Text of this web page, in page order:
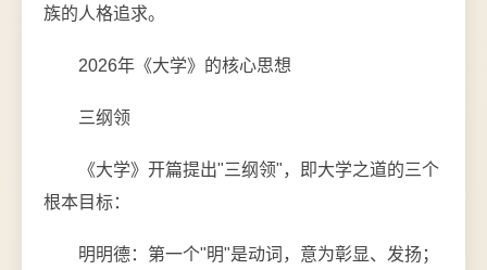
族的人格追求。
2026年《大学》的核心思想
三纲领
《大学》开篇提出"三纲领"，即大学之道的三个
根本目标：
明明德：第一个"明"是动词，意为彰显、发扬；